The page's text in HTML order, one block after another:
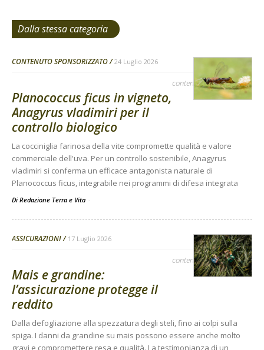
Dalla stessa categoria
CONTENUTO SPONSORIZZATO 24 Luglio 2026
contenuto sponsorizzato
Planococcus ficus in vigneto,
Anagyrus vladimiri per il
controllo biologico
La cocciniglia farinosa della vite compromette qualità e valore
commerciale dell'uva. Per un controllo sostenibile, Anagyrus
vladimiri si conferma un efficace antagonista naturale di
Planococcus ficus, integrabile nei programmi di difesa integrata
Di Redazione Terra e Vita -
ASSICURAZIONI 17 Luglio 2026
contenuto sponsorizzato
Mais e grandine:
l’assicurazione protegge il
reddito
Dalla defogliazione alla spezzatura degli steli, fino ai colpi sulla
spiga. I danni da grandine su mais possono essere anche molto
gravi e compromettere resa e qualità. La testimonianza di un